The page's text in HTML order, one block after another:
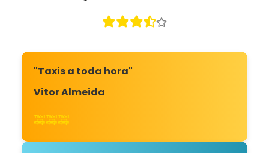
"Taxis a toda hora"
Vitor Almeida
🚕🚕🚕